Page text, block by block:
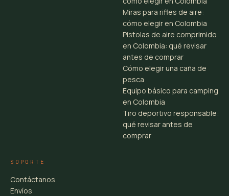
Miras para rifles de aire:
cómo elegir en Colombia
Pistolas de aire comprimido
en Colombia: qué revisar
antes de comprar
Cómo elegir una caña de
pesca
Equipo básico para camping
en Colombia
Tiro deportivo responsable:
qué revisar antes de
comprar
SOPORTE
Contáctanos
Envíos